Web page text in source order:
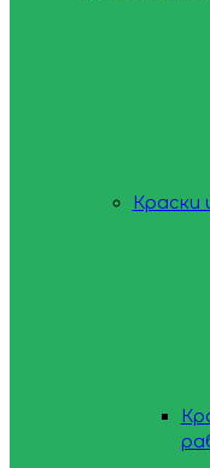
Краски